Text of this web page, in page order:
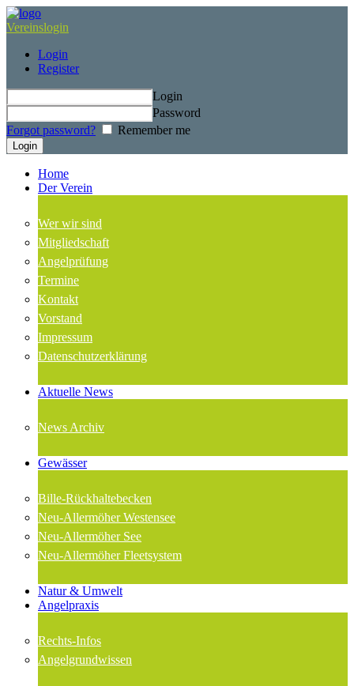
Vereinslogin
Login
Register
Login
Password
Forgot password?
Remember me
Home
Der Verein
Wer wir sind
Mitgliedschaft
Angelprüfung
Termine
Kontakt
Vorstand
Impressum
Datenschutzerklärung
Aktuelle News
News Archiv
Gewässer
Bille-Rückhaltebecken
Neu-Allermöher Westensee
Neu-Allermöher See
Neu-Allermöher Fleetsystem
Natur & Umwelt
Angelpraxis
Rechts-Infos
Angelgrundwissen